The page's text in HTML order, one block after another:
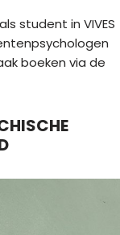
student in VIVES
boeken via de